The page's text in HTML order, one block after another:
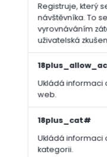
Registruje, který
návštěvníka. To
vyrovnáváním
uživatelská
Ukládá informaci
web.
18plus_cat#
Ukládá informaci
kategorii.